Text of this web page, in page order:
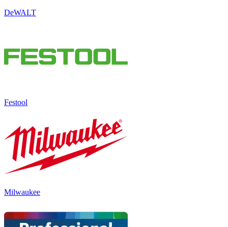
DeWALT
Festool
Milwaukee